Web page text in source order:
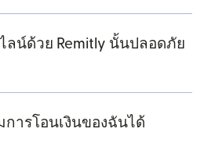
ลน์ด้วย Remitly นั้นปลอดภัย
ารโอนเงินของฉันได้